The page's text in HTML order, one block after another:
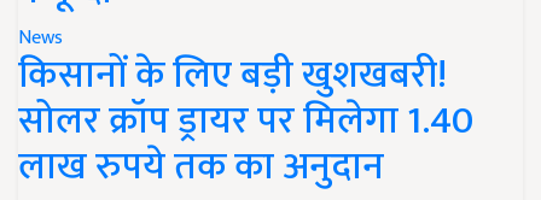
News
किसानों के लिए बड़ी खुशखबरी!
सोलर क्रॉप ड्रायर पर मिलेगा 1.40
लाख रुपये तक का अनुदान